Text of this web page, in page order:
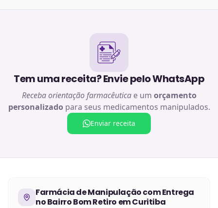
Tem uma receita? Envie pelo WhatsApp
Receba orientação farmacêuticae um orçamento
personalizado para seus medicamentos manipulados.
Enviar receita
Farmácia de Manipulaçãocom Entrega
noBairro Bom Retiro em Curitiba